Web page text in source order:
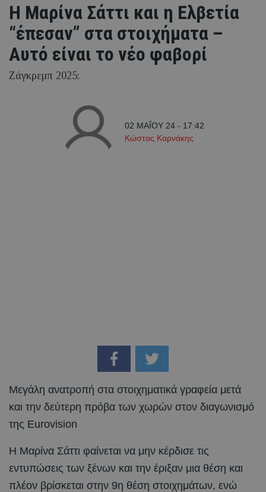
H Mαρίνα Σάττι και η Ελβετία
“έπεσαν” στα στοιχήματα –
Αυτό είναι το νέο φαβορί
Ζάγκρεμπ 2025;
02 ΜΑΪ́ΟΥ 24 - 17:42
Κώστας Καρνάκης
Μεγάλη ανατροπή στα στοιχηματικά γραφεία μετά
και την δεύτερη πρόβα των χωρών στον διαγωνισμό
της Eurovision
Η Μαρίνα Σάττι φαίνεται να μην κέρδισε τις
εντυπώσεις των ξένων και την έριξαν μια θέση και
πλέον βρίσκεται στην 9η θέση στοιχημάτων, ενώ